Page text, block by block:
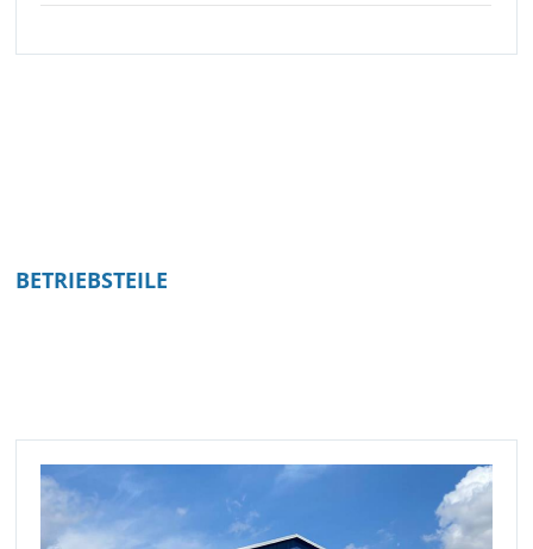
BETRIEBSTEILE